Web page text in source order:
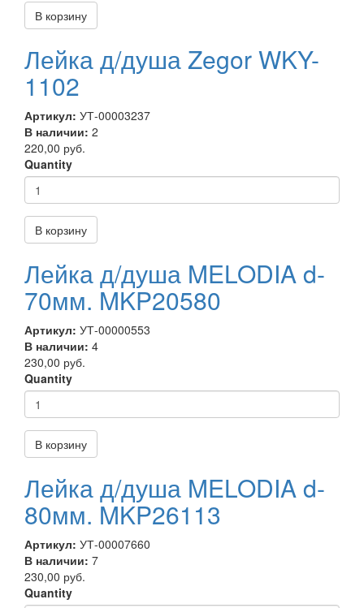
В корзину
Лейка д/душа Zegor WKY-
1102
Артикул: УТ-00003237
В наличии: 2
220,00 руб.
Quantity
В корзину
Лейка д/душа MELODIA d-
70мм. MKP20580
Артикул: УТ-00000553
В наличии: 4
230,00 руб.
Quantity
В корзину
Лейка д/душа MELODIA d-
80мм. MKP26113
Артикул: УТ-00007660
В наличии: 7
230,00 руб.
Quantity